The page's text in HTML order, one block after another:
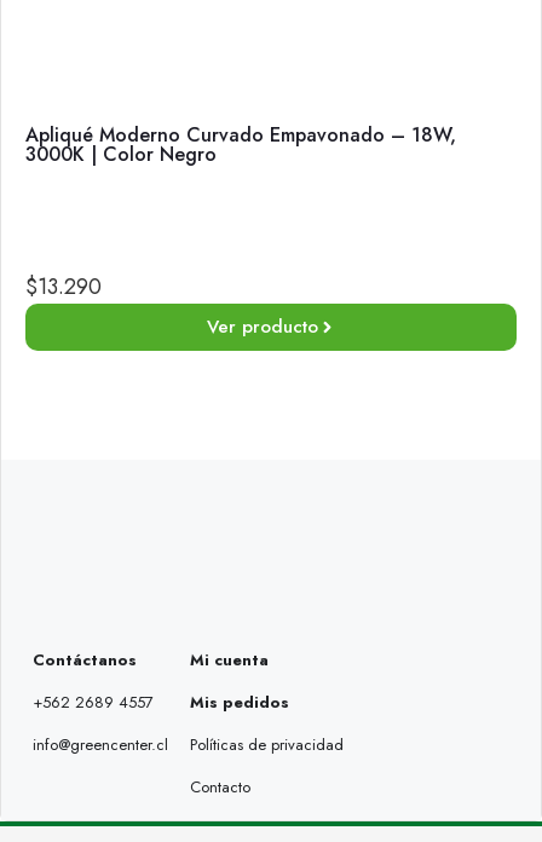
Apliqué Moderno Curvado Empavonado – 18W,
3000K | Color Negro
$13.290
Ver producto
Contáctanos
+562 2689 4557
info@greencenter.cl
Mi cuenta
Mis pedidos
Políticas de privacidad
Contacto